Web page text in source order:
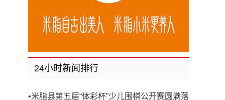
24小时新闻排行
•米脂县第五届“体彩杯”少儿围棋公开赛圆满落